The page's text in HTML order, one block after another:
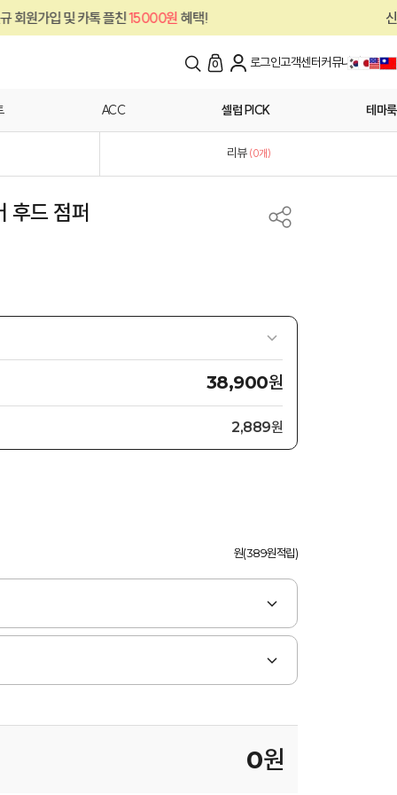
플친15000원혜택! 신규 회원가입 및 카
0 로그인고객센터커뮤니티
ACC 셀럽 PICK 테마룩
리뷰 (0개)
후드 점퍼
38,900원
2,889원
원(389원적립)
0원